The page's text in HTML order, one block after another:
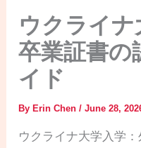
ウクライナ
卒業証書の
イド
ByErin Chen/June 28,
ウクライナ大学入学